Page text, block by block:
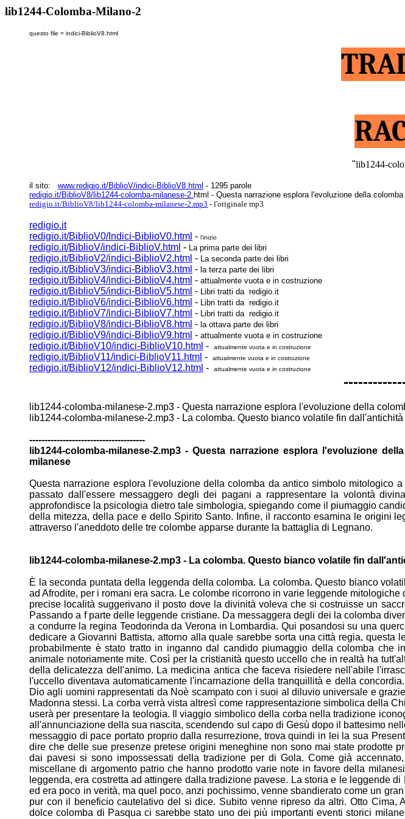
lib1244-Colomba-Milano-2
questo file = indici-BiblioV8.html
"lib1244-
il sito: www.redigio.it/BiblioV/indici-BiblioV8.html - 1295 parole
redigio.it/BiblioV8/lib1244-colomba-milanese-2. html - Questa narrazione esplora l'evoluzione della
redigio.it/BiblioV8/lib1244-colomba-milanese-2.mp3 - l'originale mp3
redigio.it
redigio.it/BiblioV0/Indici-BiblioV0.html - l'inizio
redigio.it/BiblioV/indici-BiblioV.html - La prima parte dei libri
redigio.it/BiblioV2/indici-BiblioV2.html - La seconda parte dei libri
redigio.it/BiblioV3/indici-BiblioV3.html - la terza parte dei libri
redigio.it/BiblioV4/indici-BiblioV4.html - attualmente vuota e in costruzione
redigio.it/BiblioV5/indici-BiblioV5.html - Libri tratti da redigio.it
redigio.it/BiblioV6/indici-BiblioV6.html - Libri tratti da redigio.it
redigio.it/BiblioV7/indici-BiblioV7.html - Libri tratti da redigio.it
redigio.it/BiblioV8/indici-BiblioV8.html - la ottava parte dei libri
redigio.it/BiblioV9/indici-BiblioV9.html - attualmente vuota e in costruzione
redigio.it/BiblioV10/indici-BiblioV10.html - attualmente vuota e in costruzione
redigio.it/BiblioV11/indici-BiblioV11.html - attualmente vuota e in costruzione
redigio.it/BiblioV12/indici-BiblioV12.html - attualmente vuota e in costruzione
lib1244-colomba-milanese-2.mp3 - Questa narrazione esplora l'evoluzione della
lib1244-colomba-milanese-2.mp3 - La colomba. Questo bianco volatile fin
--------------------------------------
lib1244-colomba-milanese-2.mp3 - Questa narrazione esplora
l'evoluzione
milanese
Questa narrazione esplora l'evoluzione della colomba da antico simbolo mitologico
passato dall'essere messaggero degli dei pagani a rappresentare la volontà
approfondisce la psicologia dietro tale simbologia,spiegando come il piumaggio
della mitezza, della pace e dello Spirito Santo. Infine, il racconto esamina le origini
attraverso l'aneddoto delle tre colombe apparse durante la battaglia di Legnano.
lib1244-colomba-milanese-2.mp3 - La colomba. Questo bianco volatile fin
È la seconda puntata della leggenda della colomba. La colomba.Questo bianco
ad Afrodite, per i romani era sacra. Le colombe ricorrono in varie leggende mitologiche
precise località suggerivano il posto dove la divinitàvoleva che si costruisse un
Passando a f parte delle leggende cristiane. Da messaggera degli dei la colomba
a condurre la regina Teodorinda da Verona in Lombardia. Qui posandosi su una
dedicare a Giovanni Battista, attorno alla qualesarebbe sorta una città regia, questa
probabilmente è stato tratto in inganno dal candido piumaggio della colomba che
animale notoriamente mite. Così per la cristianità questo uccello che in realtà ha
della delicatezza dell'animo. La medicina antica che faceva risiedere nell'abile
l'uccello diventava automaticamente l'incarnazione della tranquillità e della
Dio agli uomini rappresentati da Noè scampato con i suoi al diluvio universale e
Madonna stessi. La corba verrà vistaaltresì come rappresentazione simbolica della
userà per presentare la teologia. Il viaggio simbolico della corba nella tradizione
all'annunciazionedella sua nascita, scendendo sul capo di Gesù dopo il battesimo
messaggio di pace portato proprio dalla resurrezione, trova quindi in lei lasua
dire che delle sue presenze pretese origini meneghine non sono mai state prodotte
dai pavesi sisono impossessati della tradizione per di Gola. Come già
miscellane di argomento patrio che hanno prodotto varie note in favore della
leggenda, era costretta ad attingere dalla tradizione pavese. La storia e le leggende
ed era poco in verità, ma quel poco, anzi pochissimo, venne sbandieratocome un
pur con il
beneficio cautelativo del si dice. Subito venne ripreso da altri.Otto Cima,
dolcecolomba di Pasqua ci sarebbe stato uno dei più importanti eventi storici